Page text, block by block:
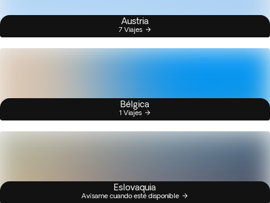
Austria
7 Viajes
Bélgica
1 Viajes
Eslovaquia
Avísame cuando esté disponible